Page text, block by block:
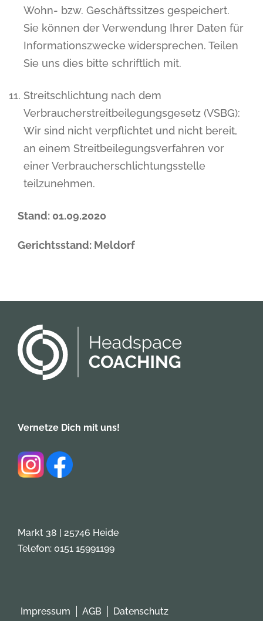
Wohn- bzw. Geschäftssitzes gespeichert.
Sie können der Verwendung Ihrer Daten für
Informationszwecke widersprechen. Teilen
Sie uns dies bitte schriftlich mit.
Streitschlichtung nach dem
Verbraucherstreitbeilegungsgesetz (VSBG):
Wir sind nicht verpflichtet und nicht bereit,
an einem Streitbeilegungsverfahren vor
einer Verbraucherschlichtungsstelle
teilzunehmen.
Stand: 01.09.2020
Gerichtsstand: Meldorf
Vernetze Dich mit uns!
Markt 38 | 25746 Heide
Telefon: 0151 15991199
Impressum AGB Datenschutz